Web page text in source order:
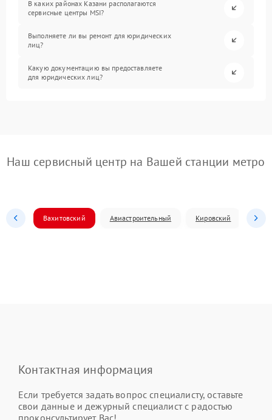
В каких районах Казани располагаются
сервисные центры MSI?
Выполняете ли вы ремонт для юридических
лиц?
Какую документацию вы предоставляете
для юридических лиц?
Наш сервисный центр на Вашей станции метро
Вахитовский Авиастроительный Кировский
Контактная информация
Если требуется задать вопрос специалисту, оставьте
свои данные и дежурный специалист с радостью
проконсультирует Вас!